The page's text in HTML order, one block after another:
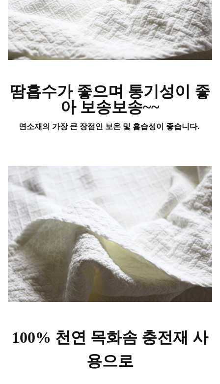
땀흡수가 좋으며 통기성이 좋
아 보송보송~~
면소재의 가장 큰 장점인 보온 및 흡습성이 좋습니다.
100% 천연 목화솜 충전재 사
용으로